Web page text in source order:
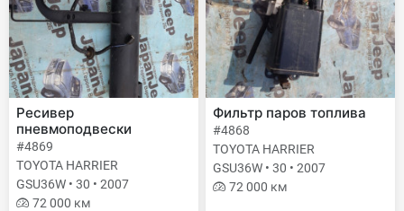
Ресивер
пневмоподвески
#4869
TOYOTA HARRIER
GSU36W • 30 • 2007
72 000 км
Фильтр паров топлива
#4868
TOYOTA HARRIER
GSU36W • 30 • 2007
72 000 км